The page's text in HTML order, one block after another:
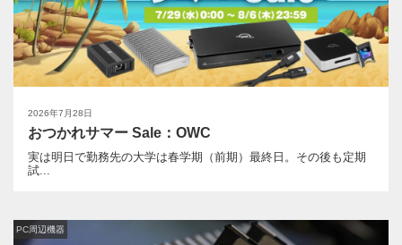
2026年7月28日
おつかれサマー Sale：OWC
実は明日で勤務先の大学は春学期（前期）最終日。その後も定期
試...
PC周辺機器